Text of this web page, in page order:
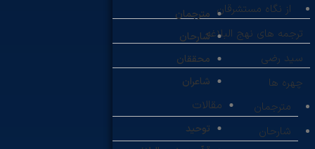
مترجمان
شارحان
محققان
شاعران
مقالات
توحید
از نگاه مستشرقان
ترجمه های نهج البلاغه
سید رضی
چهره ها
مترجمان
شارحان